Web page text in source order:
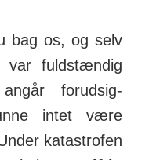
bag os, og selv
fuld­stændig
angår for­ud­sig­
intet være
kata­strofen